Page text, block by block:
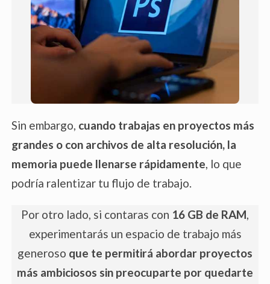
Sin embargo, cuando trabajas en proyectos más
grandes o con archivos de alta resolución, la
memoria puede llenarse rápidamente, lo que
podría ralentizar tu flujo de trabajo.
Por otro lado, si contaras con 16 GB de RAM,
experimentarás un espacio de trabajo más
generoso que te permitirá abordar proyectos
más ambiciosos sin preocuparte por quedarte